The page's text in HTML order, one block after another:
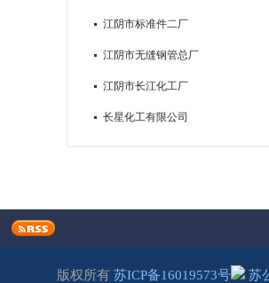
江阴市标准件二厂
江阴市无缝钢管总厂
江阴市长江化工厂
长星化工有限公司
版权所有 苏ICP备16019573号 苏